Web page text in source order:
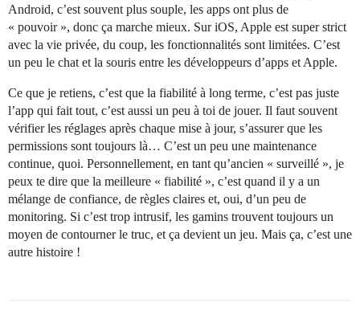
Android, c’est souvent plus souple, les apps ont plus de
« pouvoir », donc ça marche mieux. Sur iOS, Apple est super strict
avec la vie privée, du coup, les fonctionnalités sont limitées. C’est
un peu le chat et la souris entre les développeurs d’apps et Apple.
Ce que je retiens, c’est que la fiabilité à long terme, c’est pas juste
l’app qui fait tout, c’est aussi un peu à toi de jouer. Il faut souvent
vérifier les réglages après chaque mise à jour, s’assurer que les
permissions sont toujours là… C’est un peu une maintenance
continue, quoi. Personnellement, en tant qu’ancien « surveillé », je
peux te dire que la meilleure « fiabilité », c’est quand il y a un
mélange de confiance, de règles claires et, oui, d’un peu de
monitoring. Si c’est trop intrusif, les gamins trouvent toujours un
moyen de contourner le truc, et ça devient un jeu. Mais ça, c’est une
autre histoire !